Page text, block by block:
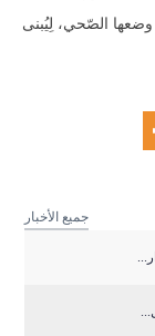
الصّحي، لِيُبنى
جميع الأخبار